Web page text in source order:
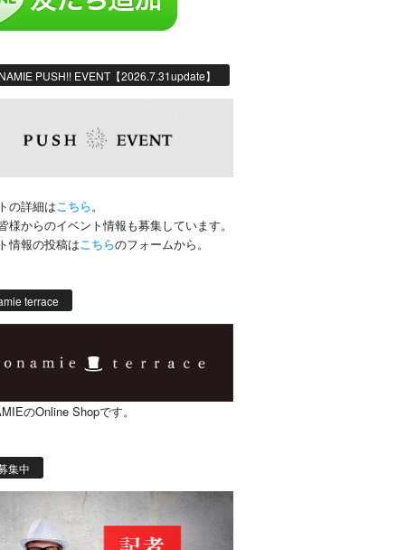
PUSH!! EVENT【2026.7.31update】
の詳細はこちら。
様からのイベント情報も募集しています。
情報の投稿はこちらのフォームから。
terrace
のOnline Shopです。
集中